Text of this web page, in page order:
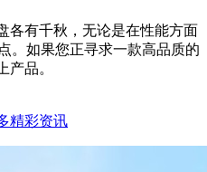
各有千秋，无论是在性能方面
。如果您正寻求一款高品质的
产品。
精彩资讯